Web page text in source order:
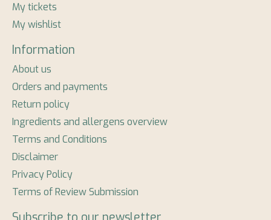
My tickets
My wishlist
Information
About us
Orders and payments
Return policy
Ingredients and allergens overview
Terms and Conditions
Disclaimer
Privacy Policy
Terms of Review Submission